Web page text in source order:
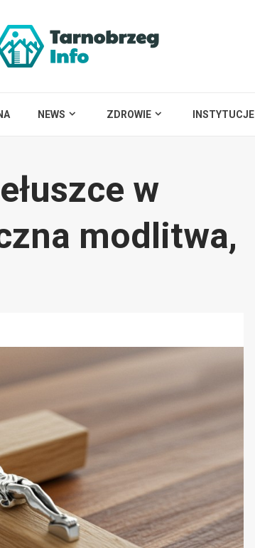
NEWS ZDROWIE INSTYTUCJE
w
modlitwa,